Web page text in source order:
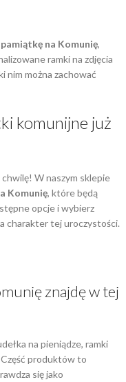
pamiątkę na Komunię,
ramki na zdjęcia
nim można zachować
komunijne już
W naszym sklepie
Komunię, które będą
opcje i wybierz
charakter tej uroczystości.
znajdę w tej
na pieniądze, ramki
produktów to
się jako